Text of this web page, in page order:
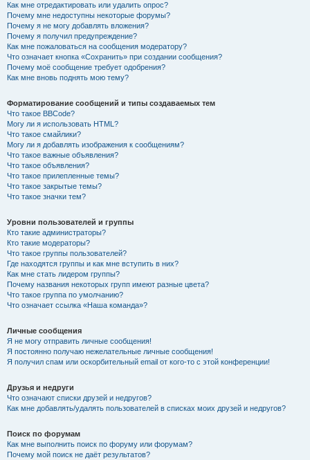
Как мне отредактировать или удалить опрос?
Почему мне недоступны некоторые форумы?
Почему я не могу добавлять вложения?
Почему я получил предупреждение?
Как мне пожаловаться на сообщения модератору?
Что означает кнопка «Сохранить» при создании сообщения?
Почему моё сообщение требует одобрения?
Как мне вновь поднять мою тему?
Форматирование сообщений и типы создаваемых тем
Что такое BBCode?
Могу ли я использовать HTML?
Что такое смайлики?
Могу ли я добавлять изображения к сообщениям?
Что такое важные объявления?
Что такое объявления?
Что такое прилепленные темы?
Что такое закрытые темы?
Что такое значки тем?
Уровни пользователей и группы
Кто такие администраторы?
Кто такие модераторы?
Что такое группы пользователей?
Где находятся группы и как мне вступить в них?
Как мне стать лидером группы?
Почему названия некоторых групп имеют разные цвета?
Что такое группа по умолчанию?
Что означает ссылка «Наша команда»?
Личные сообщения
Я не могу отправить личные сообщения!
Я постоянно получаю нежелательные личные сообщения!
Я получил спам или оскорбительный email от кого-то с этой конференции!
Друзья и недруги
Что означают списки друзей и недругов?
Как мне добавлять/удалять пользователей в списках моих друзей и недругов?
Поиск по форумам
Как мне выполнить поиск по форуму или форумам?
Почему мой поиск не даёт результатов?